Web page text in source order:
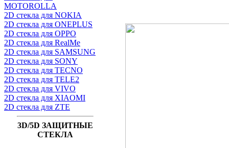
MOTOROLLA
2D стекла для NOKIA
2D стекла для ONEPLUS
2D стекла для OPPO
2D стекла для RealMe
2D стекла для SAMSUNG
2D стекла для SONY
2D стекла для TECNO
2D стекла для TELE2
2D стекла для VIVO
2D стекла для XIAOMI
2D стекла для ZTE
3D/5D ЗАЩИТНЫЕ
СТЕКЛА